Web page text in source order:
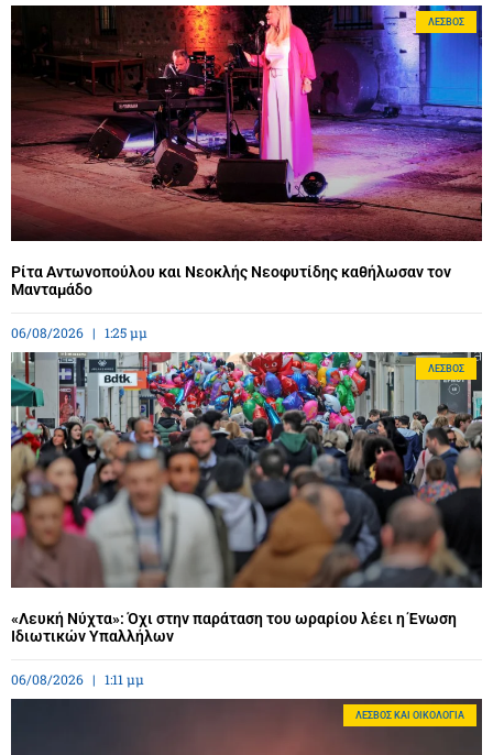
ΛΈΣΒΟΣ
Ρίτα Αντωνοπούλου και Νεοκλής Νεοφυτίδης καθήλωσαν τον
Μανταμάδο
06/08/2026 1:25 μμ
ΛΈΣΒΟΣ
«Λευκή Νύχτα»: Όχι στην παράταση του ωραρίου λέει η Ένωση
Ιδιωτικών Υπαλλήλων
06/08/2026 1:11 μμ
ΛΈΣΒΟΣ ΚΑΙ ΟΙΚΟΛΟΓΊΑ